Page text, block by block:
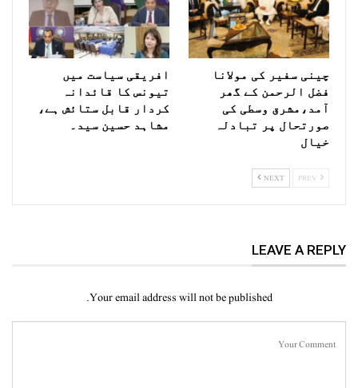
چینی سفیر کی مولانا
فضل الرحمن کے گھر
آمد،مشرق وسطی کی
صورتحال پر تبادلہ
خیال
افریقی سیاست میں
تیونس کا قائدانہ
کردار قابل ستائش ہے،
مشاہد حسین سید۔
NEXT
LEAVE A REPLY
Your email address will not be published.